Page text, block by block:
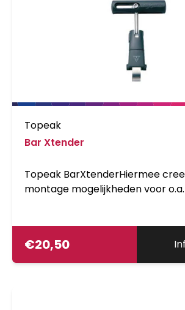
Topeak
Bar Xtender
Topeak BarXtenderHiermee
montage mogelijkheden voor
€20,50